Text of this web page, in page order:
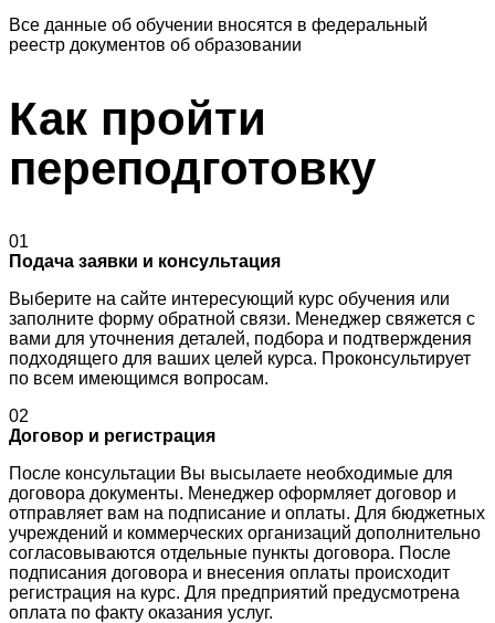
Все данные об обучении вносятся в федеральный
реестр документов об образовании
Как пройти
переподготовку
01
Подача заявки и консультация
Выберите на сайте интересующий курс обучения или
заполните форму обратной связи. Менеджер свяжется с
вами для уточнения деталей, подбора и подтверждения
подходящего для ваших целей курса. Проконсультирует
по всем имеющимся вопросам.
02
Договор и регистрация
После консультации Вы высылаете необходимые для
договора документы. Менеджер оформляет договор и
отправляет вам на подписание и оплаты. Для бюджетных
учреждений и коммерческих организаций дополнительно
согласовываются отдельные пункты договора. После
подписания договора и внесения оплаты происходит
регистрация на курс. Для предприятий предусмотрена
оплата по факту оказания услуг.